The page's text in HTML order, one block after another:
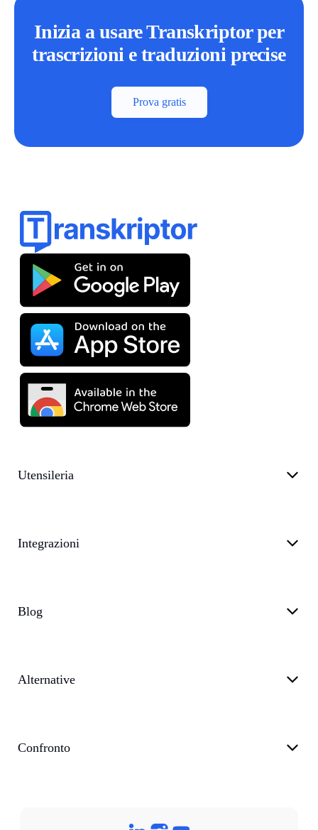
Inizia a usare Transkriptor per
trascrizioni e traduzioni precise
Prova gratis
Utensileria
Integrazioni
Blog
Alternative
Confronto